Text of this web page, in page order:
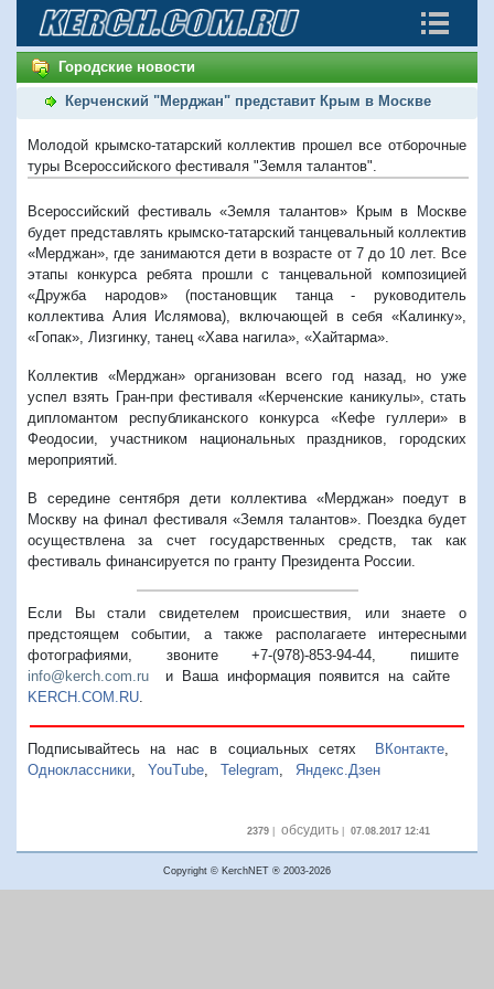
Городские новости
Керченский "Мерджан" представит Крым в Москве
Молодой крымско-татарский коллектив прошел все отборочные
туры Всероссийского фестиваля "Земля талантов".
Всероссийский фестиваль «Земля талантов» Крым в Москве
будет представлять крымско-татарский танцевальный коллектив
«Мерджан», где занимаются дети в возрасте от 7 до 10 лет. Все
этапы конкурса ребята прошли с танцевальной композицией
«Дружба народов» (постановщик танца - руководитель
коллектива Алия Ислямова), включающей в себя «Калинку»,
«Гопак», Лизгинку, танец «Хава нагила», «Хайтарма».
Коллектив «Мерджан» организован всего год назад, но уже
успел взять Гран-при фестиваля «Керченские каникулы», стать
дипломантом республиканского конкурса «Кефе гуллери» в
Феодосии, участником национальных праздников, городских
мероприятий.
В середине сентября дети коллектива «Мерджан» поедут в
Москву на финал фестиваля «Земля талантов». Поездка будет
осуществлена за счет государственных средств, так как
фестиваль финансируется по гранту Президента России.
Если Вы стали свидетелем происшествия, или знаете о
предстоящем событии, а также располагаете интересными
фотографиями, звоните +7-(978)-853-94-44, пишите
info@kerch.com.ru и Ваша информация появится на сайте
KERCH.COM.RU
Подписывайтесь на нас в социальных сетях ВКонтакте,
Одноклассники
YouTube Telegram Яндекс.Дзен
2379| обсудить| 07.08.2017 12:41
Copyright © KerchNET ® 2003-2026